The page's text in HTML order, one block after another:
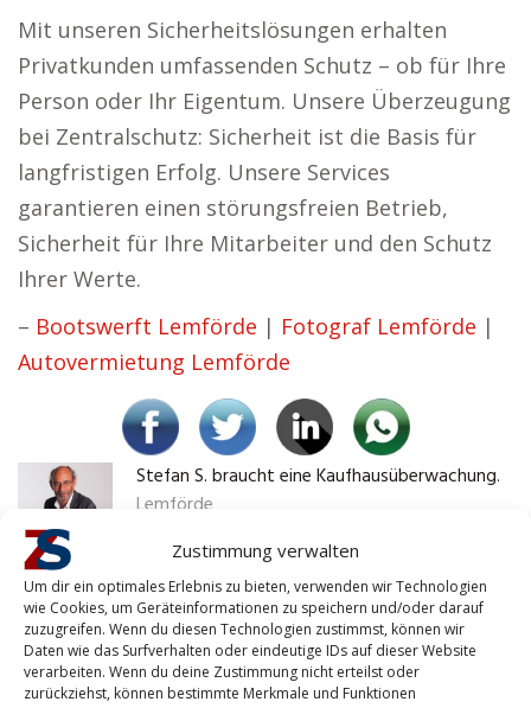
Zustimmung verwalten
Um dir ein optimales Erlebnis zu bieten, verwenden wir Technologien
wie Cookies, um Geräteinformationen zu speichern und/oder darauf
zuzugreifen. Wenn du diesen Technologien zustimmst, können wir
Daten wie das Surfverhalten oder eindeutige IDs auf dieser Website
verarbeiten. Wenn du deine Zustimmung nicht erteilst oder
zurückziehst, können bestimmte Merkmale und Funktionen
Mit unseren Sicherheitslösungen erhalten
Privatkunden umfassenden Schutz – ob für Ihre
Person oder Ihr Eigentum. Unsere Überzeugung
bei Zentralschutz: Sicherheit ist die Basis für
langfristigen Erfolg. Unsere Services
garantieren einen störungsfreien Betrieb,
Sicherheit für Ihre Mitarbeiter und den Schutz
Ihrer Werte.
– Bootswerft Lemförde | Fotograf Lemförde |
Autovermietung Lemförde
Stefan S. braucht eine Kaufhausüberwachung.
Lemförde
Kaufhausüberwachung ist ein
Thema, das man nicht
unterschätzen sollte. Ich habe
erlebt, wie wichtig es ist, einen